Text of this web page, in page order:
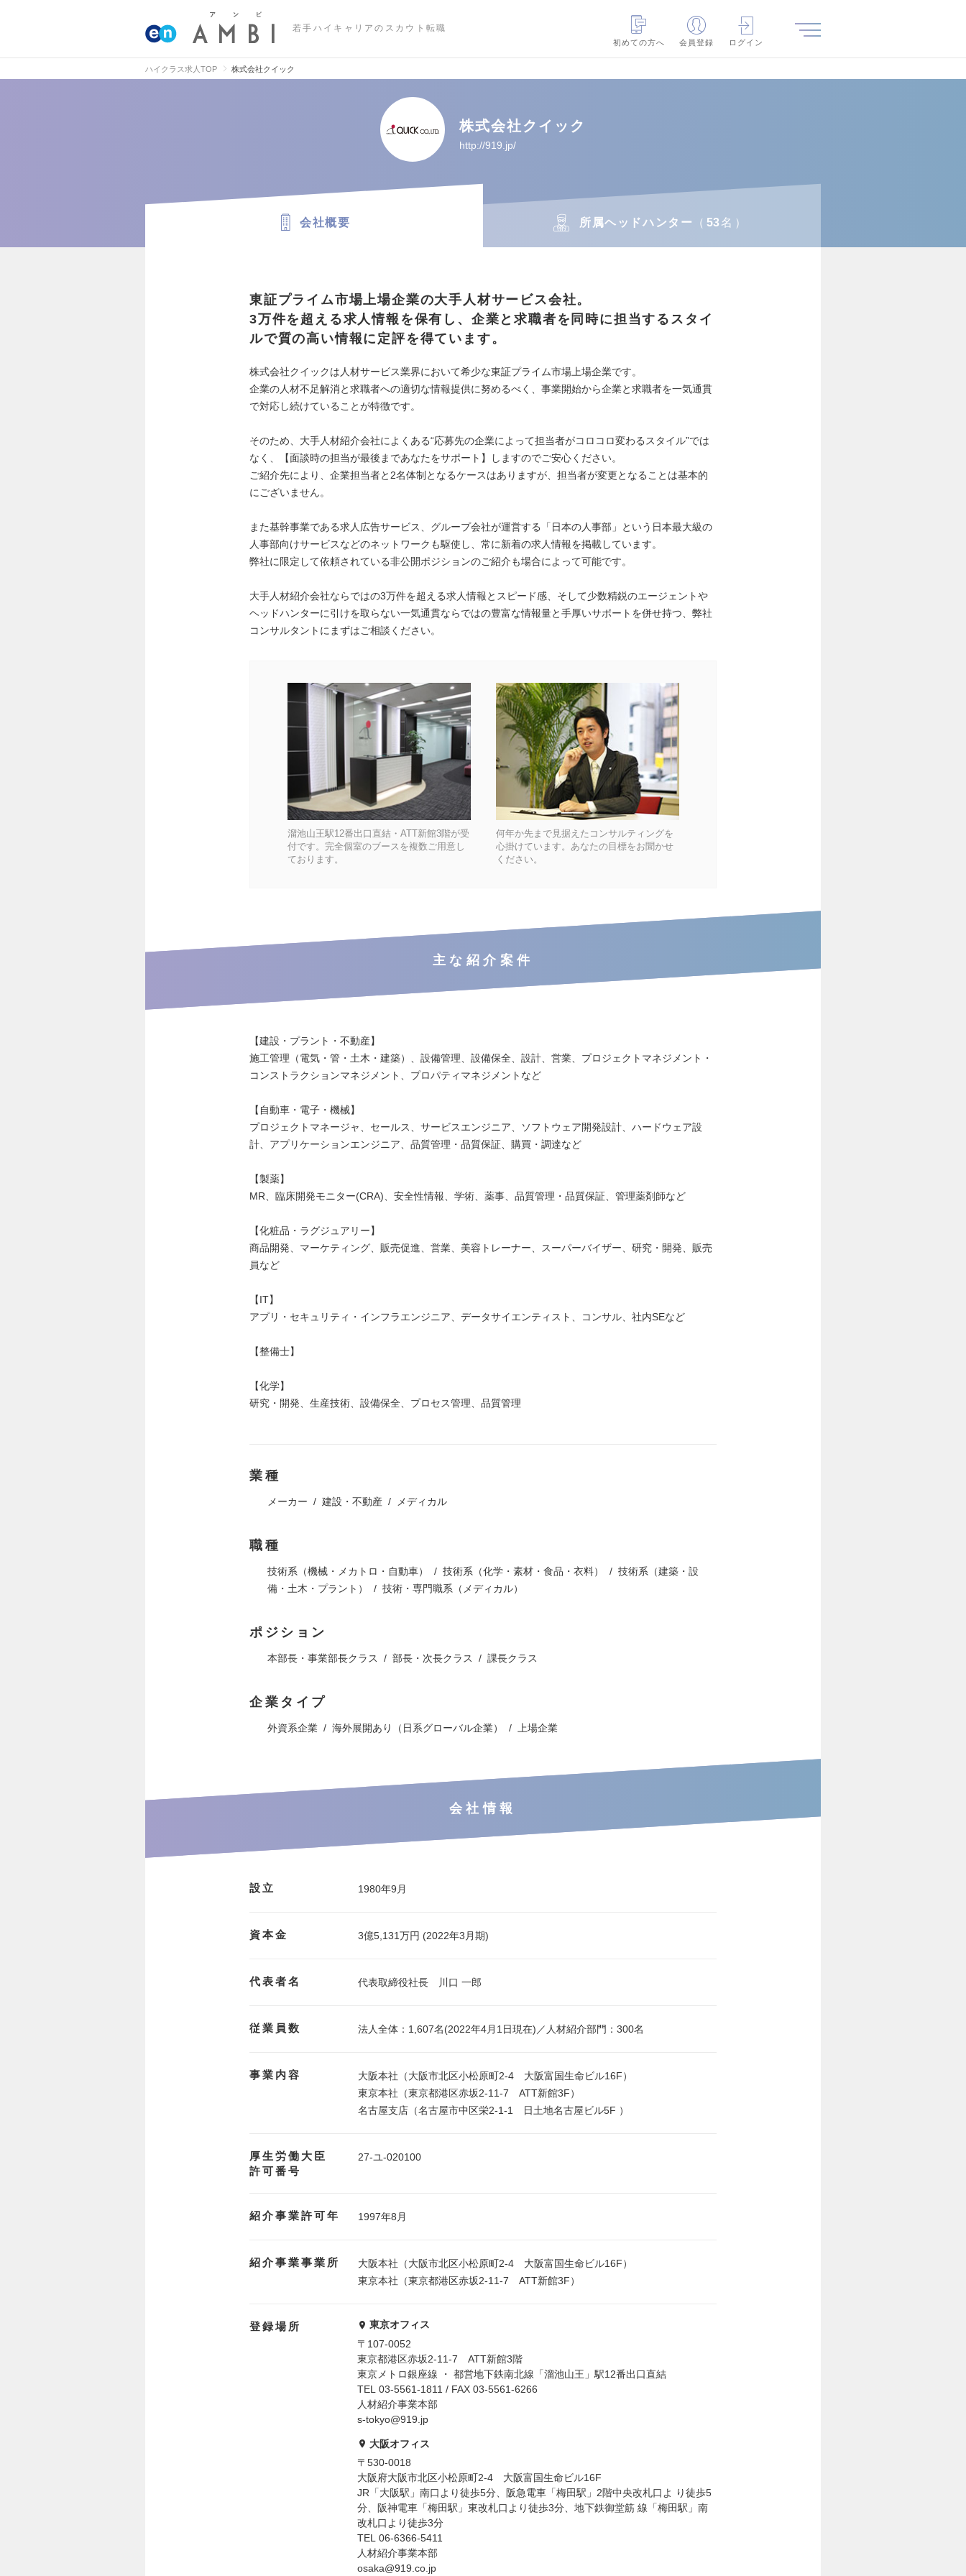
若手ハイキャリアのスカウト転職
初めての方へ
会員登録 ログイン
ハイクラス求人TOP 株式会社クイック
株式会社クイック
http://919.jp/
会社概要 所属ヘッドハンター 53 名
東証プライム市場上場企業の大手人材サービス会社。
3万件を超える求人情報を保有し、企業と求職者を同時に担当するスタイ
ルで質の高い情報に定評を得ています。
株式会社クイックは人材サービス業界において希少な東証プライム市場上場企業です。
企業の人材不足解消と求職者への適切な情報提供に努めるべく、事業開始から企業と求職者を一気通貫
で対応し続けていることが特徴です。
そのため、大手人材紹介会社によくある“応募先の企業によって担当者がコロコロ変わるスタイル”では
なく、【面談時の担当が最後まであなたをサポート】しますのでご安心ください。
ご紹介先により、企業担当者と2名体制となるケースはありますが、担当者が変更となることは基本的
にございません。
また基幹事業である求人広告サービス、グループ会社が運営する「日本の人事部」という日本最大級の
人事部向けサービスなどのネットワークも駆使し、常に新着の求人情報を掲載しています。
弊社に限定して依頼されている非公開ポジションのご紹介も場合によって可能です。
大手人材紹介会社ならではの3万件を超える求人情報とスピード感、そして少数精鋭のエージェントや
ヘッドハンターに引けを取らない一気通貫ならではの豊富な情報量と手厚いサポートを併せ持つ、弊社
コンサルタントにまずはご相談ください。
溜池山王駅12番出口直結・ATT新館3階が受
付です。完全個室のブースを複数ご用意し
ております。
何年か先まで見据えたコンサルティングを
心掛けています。あなたの目標をお聞かせ
ください。
主な紹介案件
【建設・プラント・不動産】
施工管理（電気・管・土木・建築）、設備管理、設備保全、設計、営業、プロジェクトマネジメント・
コンストラクションマネジメント、プロパティマネジメントなど
【自動車・電子・機械】
プロジェクトマネージャ、セールス、サービスエンジニア、ソフトウェア開発設計、ハードウェア設
計、アプリケーションエンジニア、品質管理・品質保証、購買・調達など
【製薬】
MR、臨床開発モニター(CRA)、安全性情報、学術、薬事、品質管理・品質保証、管理薬剤師など
【化粧品・ラグジュアリー】
商品開発、マーケティング、販売促進、営業、美容トレーナー、スーパーバイザー、研究・開発、販売
員など
【IT】
アプリ・セキュリティ・インフラエンジニア、データサイエンティスト、コンサル、社内SEなど
【整備士】
【化学】
研究・開発、生産技術、設備保全、プロセス管理、品質管理
業種
メーカー 建設・不動産 メディカル
職種
技術系（機械・メカトロ・自動車） 技術系（化学・素材・食品・衣料）
技術系（建築・設
備・土木・プラント）
技術・専門職系（メディカル）
ポジション
本部長・事業部長クラス 部長・次長クラス 課長クラス
企業タイプ
外資系企業 海外展開あり（日系グローバル企業） 上場企業
会社情報
設立 1980年9月
資本金 3億5,131万円 (2022年3月期)
代表者名 代表取締役社長 川口 一郎
従業員数 法人全体：1,607名(2022年4月1日現在)／人材紹介部門：300名
事業内容
大阪本社（大阪市北区小松原町2-4 大阪富国生命ビル16F）
東京本社（東京都港区赤坂2-11-7 ATT新館3F）
名古屋支店（名古屋市中区栄2-1-1 日土地名古屋ビル5F ）
厚生労働大臣
許可番号
27-ユ-020100
紹介事業許可年 1997年8月
紹介事業事業所
大阪本社（大阪市北区小松原町2-4 大阪富国生命ビル16F）
東京本社（東京都港区赤坂2-11-7 ATT新館3F）
登録場所
東京オフィス
〒107-0052
東京都港区赤坂2-11-7 ATT新館3階
東京メトロ銀座線 ・ 都営地下鉄南北線「溜池山王」駅12番出口直結
TEL 03-5561-1811 / FAX 03-5561-6266
人材紹介事業本部
s-tokyo@919.jp
大阪オフィス
〒530-0018
大阪府大阪市北区小松原町2-4 大阪富国生命ビル16F
JR「大阪駅」南口より徒歩5分、阪急電車「梅田駅」2階中央改札口よ り徒歩5
分、阪神電車「梅田駅」東改札口より徒歩3分、地下鉄御堂筋 線「梅田駅」南
改札口より徒歩3分
TEL 06-6366-5411
人材紹介事業本部
osaka@919.co.jp